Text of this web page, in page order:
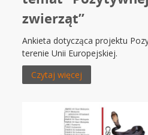
zwierząt”
Ankieta dotycząca projektu
terenie Unii Europejskiej.
Czytaj więcej